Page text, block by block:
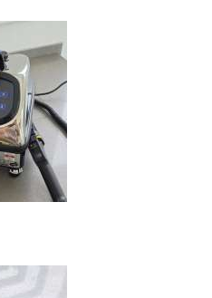
SparkShare BoxEV –
i jednostavnost
kristalizacije AdBlue